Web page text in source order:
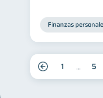
Finanzas
1 5